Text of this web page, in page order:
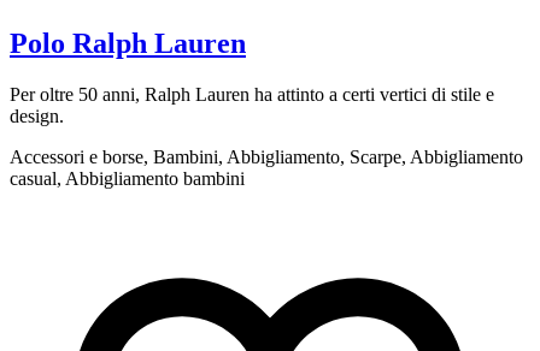
Polo Ralph Lauren
Per oltre 50 anni, Ralph Lauren ha attinto a certi vertici di stile e
design.
Accessori e borse, Bambini, Abbigliamento, Scarpe, Abbigliamento
casual, Abbigliamento bambini